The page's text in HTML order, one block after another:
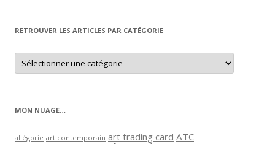
RETROUVER LES ARTICLES PAR CATÉGORIE
Retrouver
les
articles
MON NUAGE…
allégorie art contemporain art trading card ATC